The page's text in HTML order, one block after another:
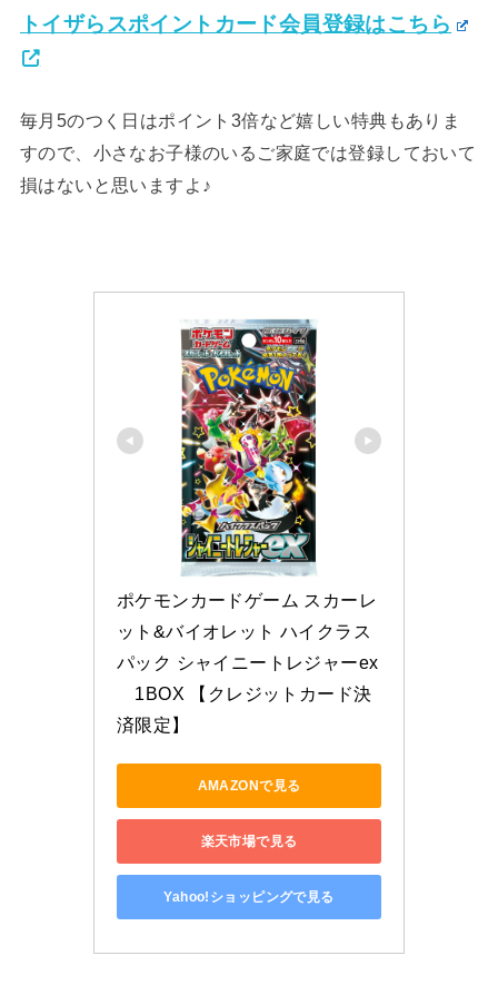
トイザらスポイントカード会員登録はこちら
毎月5のつく日はポイント3倍など嬉しい特典もありま
すので、小さなお子様のいるご家庭では登録しておいて
損はないと思いますよ♪
ポケモンカードゲーム スカーレ
ット&バイオレット ハイクラス
パック シャイニートレジャーex
1BOX 【クレジットカード決
済限定】
AMAZONで見る
楽天市場で見る
Yahoo!ショッピングで見る